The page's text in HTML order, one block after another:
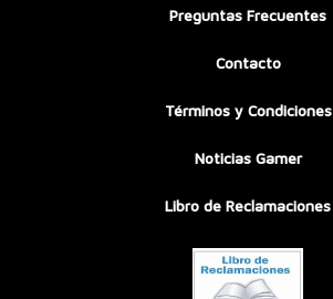
Preguntas Frecuentes
Contacto
Términos y Condiciones
Noticias Gamer
Libro de Reclamaciones